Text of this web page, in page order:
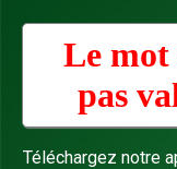
Le
pas
Téléchargez notre